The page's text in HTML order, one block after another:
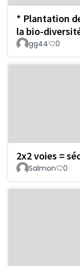
* Plantation
la bio-
gg44 0
2x2 voies =
Salmon 0